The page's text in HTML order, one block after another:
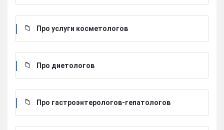
Про услуги косметологов
Про диетологов
Про гастроэнтерологов-гепатологов